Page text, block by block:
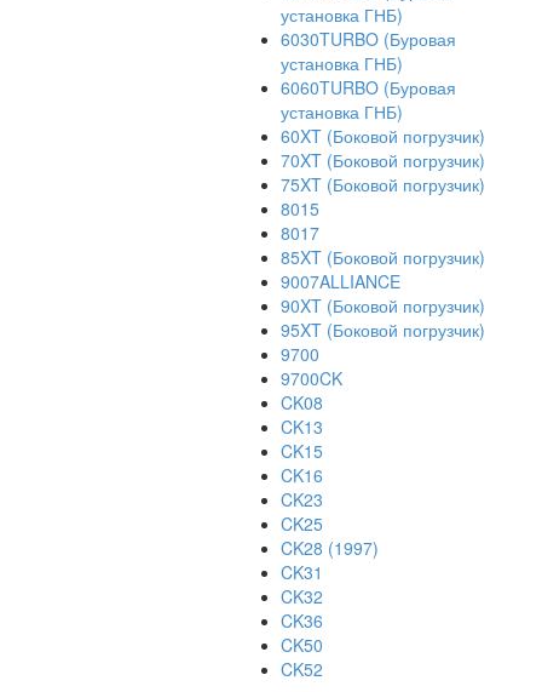
установка ГНБ)
6030TURBO (Буровая
установка ГНБ)
6060TURBO (Буровая
установка ГНБ)
60XT (Боковой погрузчик)
70XT (Боковой погрузчик)
75XT (Боковой погрузчик)
8015
8017
85XT (Боковой погрузчик)
9007ALLIANCE
90XT (Боковой погрузчик)
95XT (Боковой погрузчик)
9700
9700CK
CK08
CK13
CK15
CK16
CK23
CK25
CK28 (1997)
CK31
CK32
CK36
CK50
CK52